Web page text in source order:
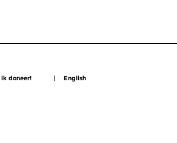
ik doneer! | English